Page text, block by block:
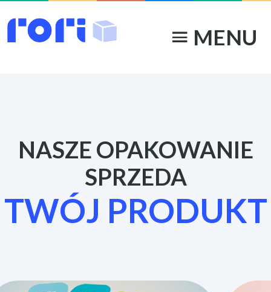
menu MENU
NASZE OPAKOWANIE
SPRZEDA
TWÓJ PRODUKT